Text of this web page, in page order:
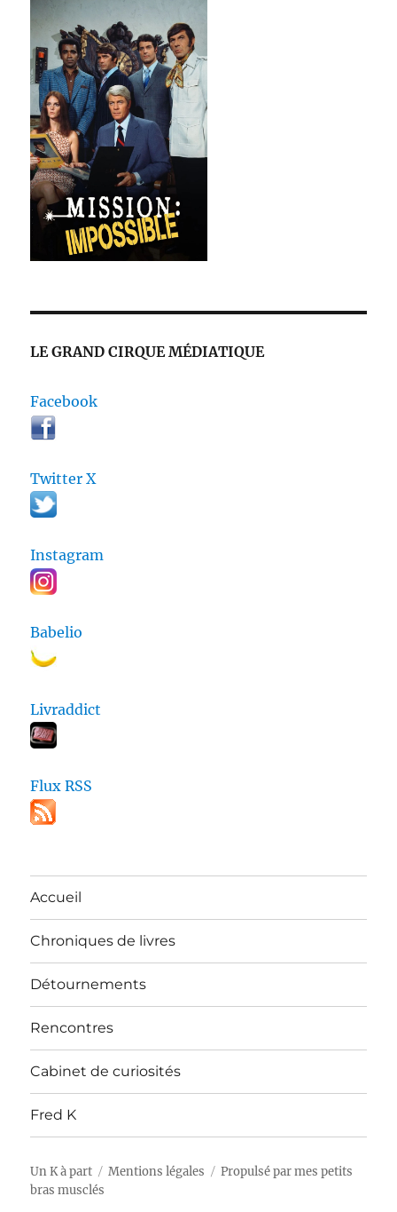
LE GRAND CIRQUE MÉDIATIQUE
Facebook
Twitter X
Instagram
Babelio
Livraddict
Flux RSS
Accueil
Chroniques de livres
Détournements
Rencontres
Cabinet de curiosités
Fred K
Un K à part Mentions légales
Propulsé par mes petits
bras musclés